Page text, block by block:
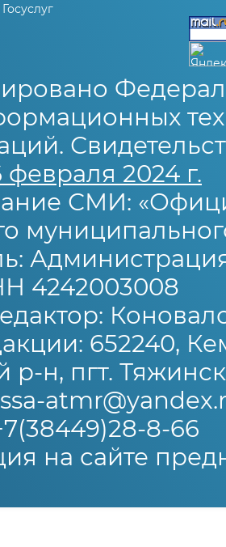
февраля 2024 г.
СМИ:
4242003008
652240,
н, пгт.
8-66
на сайте